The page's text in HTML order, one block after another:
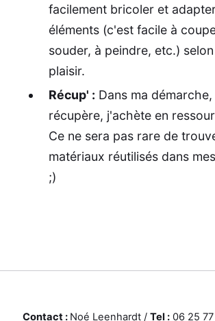
facilement bricoler et
éléments (c'est facile à
souder, à peindre, etc.)
plaisir.
Récup' : Dans ma
récupère, j'achète en
Ce ne sera pas rare de
matériaux réutilisés dans
;)
Contact : Noé Leenhardt / Tel : 06 25